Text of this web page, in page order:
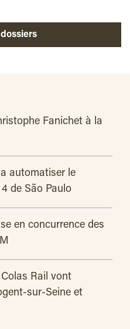
dossiers
Fanichet à la
automatiser le
de São Paulo
en concurrence des
Rail vont
sur-Seine et